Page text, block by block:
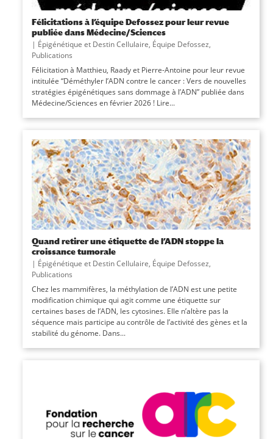
Félicitations à l’équipe Defossez pour leur revue
publiée dans Médecine/Sciences
| Épigénétique et Destin Cellulaire, Équipe Defossez,
Publications
Félicitation à Matthieu, Raady et Pierre-Antoine pour leur revue
intitulée “Déméthyler l’ADN contre le cancer : Vers de nouvelles
stratégies épigénétiques sans dommage à l’ADN” publiée dans
Médecine/Sciences en février 2026 ! Lire...
Quand retirer une étiquette de l’ADN stoppe la
croissance tumorale
| Épigénétique et Destin Cellulaire, Équipe Defossez,
Publications
Chez les mammifères, la méthylation de l’ADN est une petite
modification chimique qui agit comme une étiquette sur
certaines bases de l’ADN, les cytosines. Elle n’altère pas la
séquence mais participe au contrôle de l’activité des gènes et la
stabilité du génome. Dans...